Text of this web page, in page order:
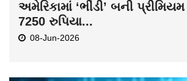
અમેરિકામાં ‘ભીંડી’ બની
7250 રુપિયા...
08-Jun-2026